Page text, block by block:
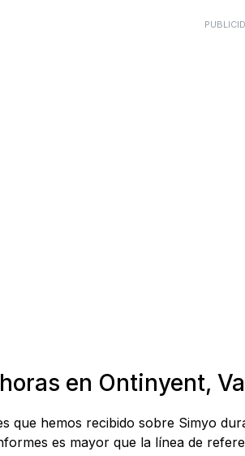
en Ontinyent,
que hemos recibido sobre Simyo
es mayor que la línea de